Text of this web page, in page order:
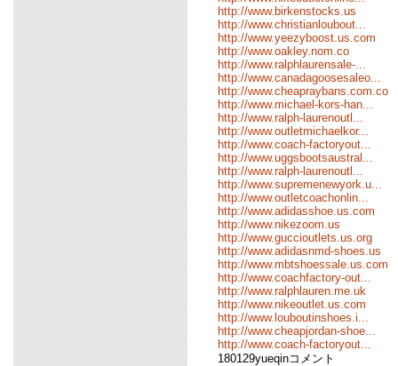
http://www.birkenstocks.us
http://www.christianloubout...
http://www.yeezyboost.us.com
http://www.oakley.nom.co
http://www.ralphlaurensale-...
http://www.canadagoosesaleo...
http://www.cheapraybans.com.co
http://www.michael-kors-han...
http://www.ralph-laurenoutl...
http://www.outletmichaelkor...
http://www.coach-factoryout...
http://www.uggsbootsaustral...
http://www.ralph-laurenoutl...
http://www.supremenewyork.u...
http://www.outletcoachonlin...
http://www.adidasshoe.us.com
http://www.nikezoom.us
http://www.guccioutlets.us.org
http://www.adidasnmd-shoes.us
http://www.mbtshoessale.us.com
http://www.coachfactory-out...
http://www.ralphlauren.me.uk
http://www.nikeoutlet.us.com
http://www.louboutinshoes.i...
http://www.cheapjordan-shoe...
http://www.coach-factoryout...
180129yueqinコメント